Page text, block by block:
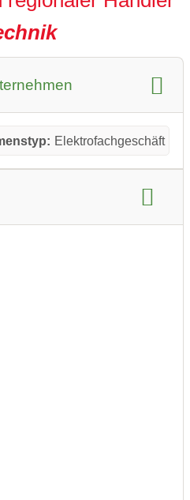
Elektrofachgeschäft